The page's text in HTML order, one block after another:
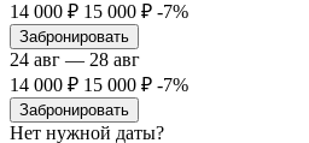
14 000 ₽ 15 000 ₽ -7%
Забронировать
24 авг — 28 авг
14 000 ₽ 15 000 ₽ -7%
Забронировать
Нет нужной даты?